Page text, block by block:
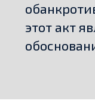
этот акт